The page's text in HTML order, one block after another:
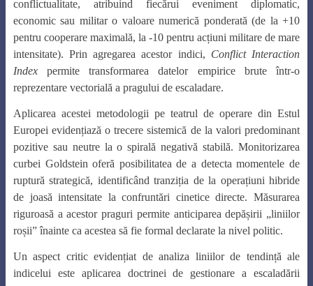
conflictualitate, atribuind fiecărui eveniment diplomatic,
economic sau militar o valoare numerică ponderată (de la +10
pentru cooperare maximală, la -10 pentru acțiuni militare de mare
intensitate). Prin agregarea acestor indici, Conflict Interaction
Indexpermite transformarea datelor empirice brute într-o
reprezentare vectorială a pragului de escaladare.
Aplicarea acestei metodologii pe teatrul de operare din Estul
Europei evidențiază o trecere sistemică de la valori predominant
pozitive sau neutre la o spirală negativă stabilă. Monitorizarea
curbei Goldstein oferă posibilitatea de a detecta momentele de
ruptură strategică, identificând tranziția de la operațiuni hibride
de joasă intensitate la confruntări cinetice directe. Măsurarea
riguroasă a acestor praguri permite anticiparea depășirii „liniilor
roșii” înainte ca acestea să fie formal declarate la nivel politic.
Un aspect critic evidențiat de analiza liniilor de tendință ale
indicelui este aplicarea doctrinei de gestionare a escaladării